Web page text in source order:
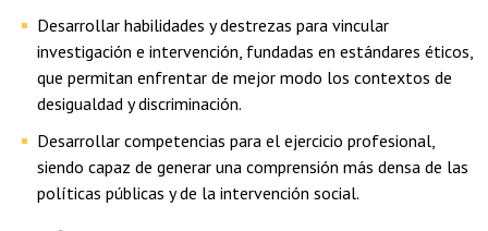
Desarrollar habilidades y destrezas para vincular
investigación e intervención, fundadas en estándares éticos,
que permitan enfrentar de mejor modo los contextos de
desigualdad y discriminación.
Desarrollar competencias para el ejercicio profesional,
siendo capaz de generar una comprensión más densa de las
políticas públicas y de la intervención social.